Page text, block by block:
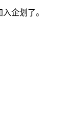
企划了。